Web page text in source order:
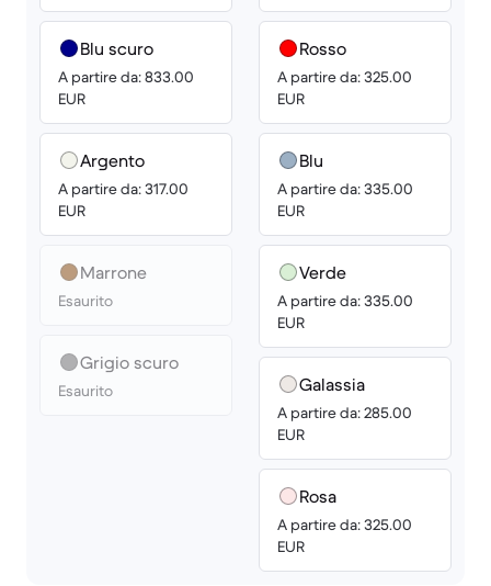
Blu scuro
A partire da: 833.00
EUR
Argento
A partire da: 317.00
EUR
Marrone
Esaurito
Grigio scuro
Esaurito
Rosso
A partire da: 325.00
EUR
Blu
A partire da: 335.00
EUR
Verde
A partire da: 335.00
EUR
Galassia
A partire da: 285.00
EUR
Rosa
A partire da: 325.00
EUR